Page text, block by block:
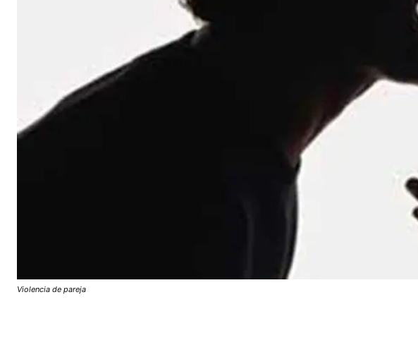
Violencia de pareja